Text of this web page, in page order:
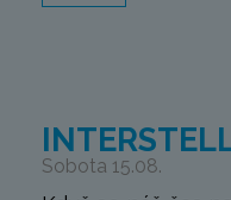
Sobota 15.08.